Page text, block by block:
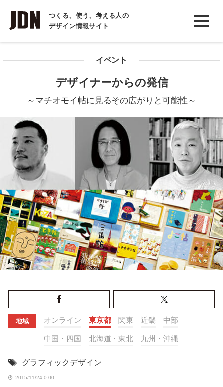
つくる、使う、考える人の
デザイン情報サイト
INTERVIEW
インタビュー
COLUMN
イベント
デザイナーからの発信
～マチオモイ帖に見るその広がりと可能性～
地域 オンライン 東京都 関東 近畿 中部
中国・四国 北海道・東北 九州・沖縄
グラフィックデザイン
2015/11/24 0:00